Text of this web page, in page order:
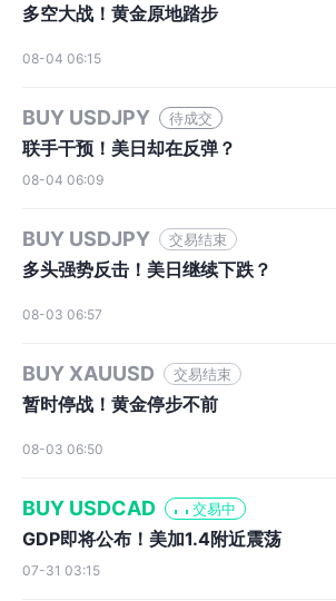
多空大战！黄金原地踏步
08-04 06:15
BUY USDJPY 待成交
联手干预！美日却在反弹？
08-04 06:09
BUY USDJPY 交易结束
多头强势反击！美日继续下跌？
08-03 06:57
BUY XAUUSD 交易结束
暂时停战！黄金停步不前
08-03 06:50
BUY USDCAD 交易中
GDP即将公布！美加1.4附近震荡
07-31 03:15